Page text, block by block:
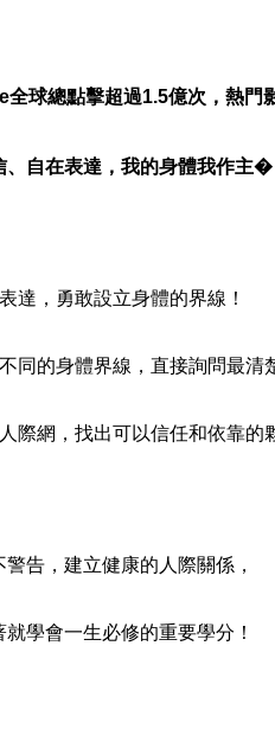
總點擊超過1.5億次，熱門
在表達，我的身體我作主�
，勇敢設立身體的界線！
的身體界線，直接詢問最清
網，找出可以信任和依靠的
，建立健康的人際關係，
會一生必修的重要學分！